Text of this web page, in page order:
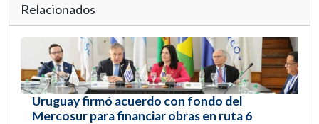
Relacionados
Uruguay firmó acuerdo con fondo del
Mercosur para financiar obras en ruta 6